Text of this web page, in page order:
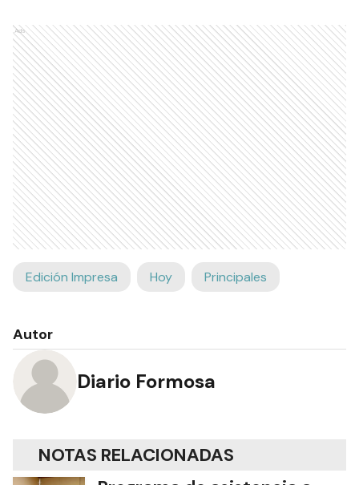
Ads
Edición Impresa Hoy Principales
Autor
Diario Formosa
NOTAS RELACIONADAS